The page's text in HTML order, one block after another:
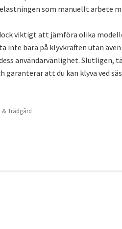
som manuellt arbete
viktigt att jämföra olika
inte bara på klyvkraften utan
användarvänlighet.
garanterar att du kan klyva ved
& Trädgård